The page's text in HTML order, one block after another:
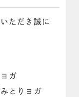
ただき誠に
ガ
とりヨガ